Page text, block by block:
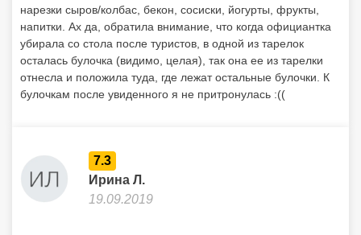
нарезки сыров/колбас, бекон, сосиски, йогурты, фрукты,
напитки. Ах да, обратила внимание, что когда официантка
убирала со стола после туристов, в одной из тарелок
осталась булочка (видимо, целая), так она ее из тарелки
отнесла и положила туда, где лежат остальные булочки. К
булочкам после увиденного я не притронулась :((
7.3
Ирина Л.
19.09.2019